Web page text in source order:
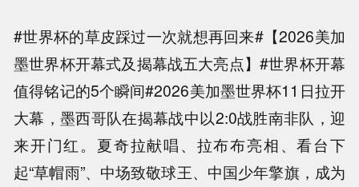
#世界杯的草皮踩过一次就想再回来#【2026美加
墨世界杯开幕式及揭幕战五大亮点】#世界杯开幕
值得铭记的5个瞬间#2026美加墨世界杯11日拉开
大幕，墨西哥队在揭幕战中以2:0战胜南非队，迎
来开门红。夏奇拉献唱、拉布布亮相、看台下
起“草帽雨”、中场致敬球王、中国少年擎旗，成为